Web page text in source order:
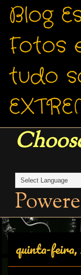
Blog
Fotos
tudo
quinta-feira,